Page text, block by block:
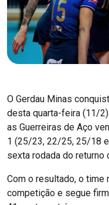
O Gerdau Minas
desta quarta-feira (11/
as Guerreiras de Aço
1 (25/23, 22/25, 25/18
sexta rodada do returno
Com o resultado, o time
competição e segue